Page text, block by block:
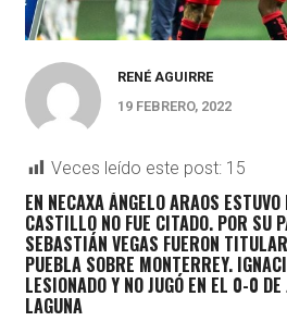
RENÉ AGUIRRE
19 FEBRERO, 2022
Veces leído este post: 15
EN NECAXA ÁNGELO ARAOS
CASTILLO NO FUE CITADO. POR SU
SEBASTIÁN VEGAS FUERON
PUEBLA SOBRE MONTERREY.
LESIONADO Y NO JUGÓ EN EL 0-0
LAGUNA